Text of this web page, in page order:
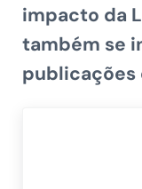
impacto da
também se
publicações